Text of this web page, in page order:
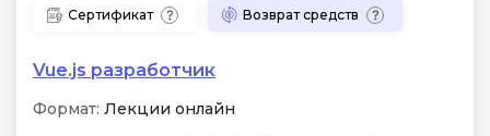
Сертификат Возврат средств
Vue.js разработчик
Формат: Лекции онлайн